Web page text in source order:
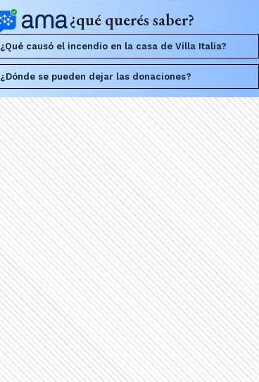
¿qué querés saber?
¿Qué causó el incendio en la casa de Villa Italia?
¿Dónde se pueden dejar las donaciones?